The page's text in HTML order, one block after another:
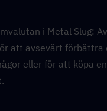
i Metal Slug:
att avsevärt förbättra
eller för att köpa